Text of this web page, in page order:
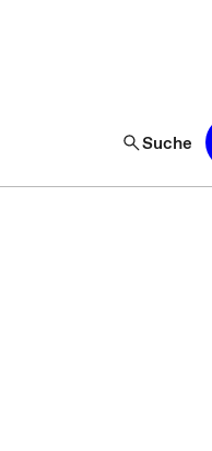
Suche